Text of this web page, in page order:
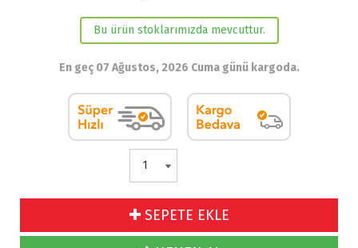
Bu ürün stoklarımızda mevcuttur.
En geç 07 Ağustos, 2026 Cuma günü kargoda.
SEPETE EKLE